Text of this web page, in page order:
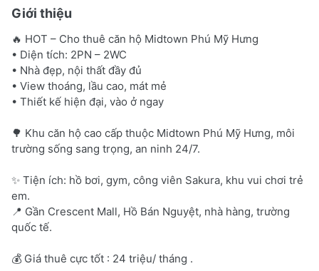
Giới thiệu
🔥 HOT – Cho thuê căn hộ Midtown Phú Mỹ Hưng
• Diện tích: 2PN – 2WC
• Nhà đẹp, nội thất đầy đủ
• View thoáng, lầu cao, mát mẻ
• Thiết kế hiện đại, vào ở ngay
🌳 Khu căn hộ cao cấp thuộc Midtown Phú Mỹ Hưng, môi
trường sống sang trọng, an ninh 24/7.
✨ Tiện ích: hồ bơi, gym, công viên Sakura, khu vui chơi trẻ
em.
📍 Gần Crescent Mall, Hồ Bán Nguyệt, nhà hàng, trường
quốc tế.
💰 Giá thuê cực tốt : 24 triệu/ tháng .